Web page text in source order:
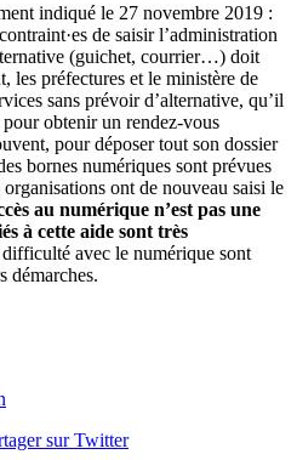
indiqué le 27 novembre 2019 :
de saisir l’administration
(guichet, courrier…) doit
les préfectures et le ministère de
sans prévoir d’alternative, qu’il
pour obtenir un rendez-vous
pour déposer tout son dossier
bornes numériques sont prévues
ont de nouveau saisi le
au numérique n’est pas une
à cette aide sont très
difficulté avec le numérique sont
démarches.